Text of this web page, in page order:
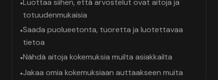
•Luottaa siihen, että arvostelut ovat aitoja ja
totuudenmukaisia
•Saada puolueetonta, tuoretta ja luotettavaa
tietoa
•Nähdä aitoja kokemuksia muilta asiakkailta
•Jakaa omia kokemuksiaan auttaakseen muita